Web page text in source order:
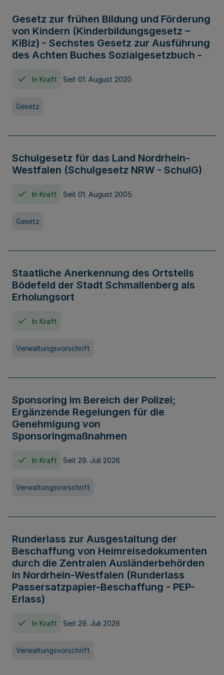
Gesetz zur frühen Bildung und Förderung
von Kindern (Kinderbildungsgesetz –
KiBiz) - Sechstes Gesetz zur Ausführung
des Achten Buches Sozialgesetzbuch -
In Kraft Seit 01. August 2020
Gesetz
Schulgesetz für das Land Nordrhein-
Westfalen (Schulgesetz NRW - SchulG)
In Kraft Seit 01. August 2005
Gesetz
Staatliche Anerkennung des Ortsteils
Bödefeld der Stadt Schmallenberg als
Erholungsort
In Kraft
Verwaltungsvorschrift
Sponsoring im Bereich der Polizei;
Ergänzende Regelungen für die
Genehmigung von
Sponsoringmaßnahmen
In Kraft Seit 29. Juli 2026
Verwaltungsvorschrift
Runderlass zur Ausgestaltung der
Beschaffung von Heimreisedokumenten
durch die Zentralen Ausländerbehörden
in Nordrhein-Westfalen (Runderlass
Passersatzpapier-Beschaffung - PEP-
Erlass)
In Kraft Seit 29. Juli 2026
Verwaltungsvorschrift